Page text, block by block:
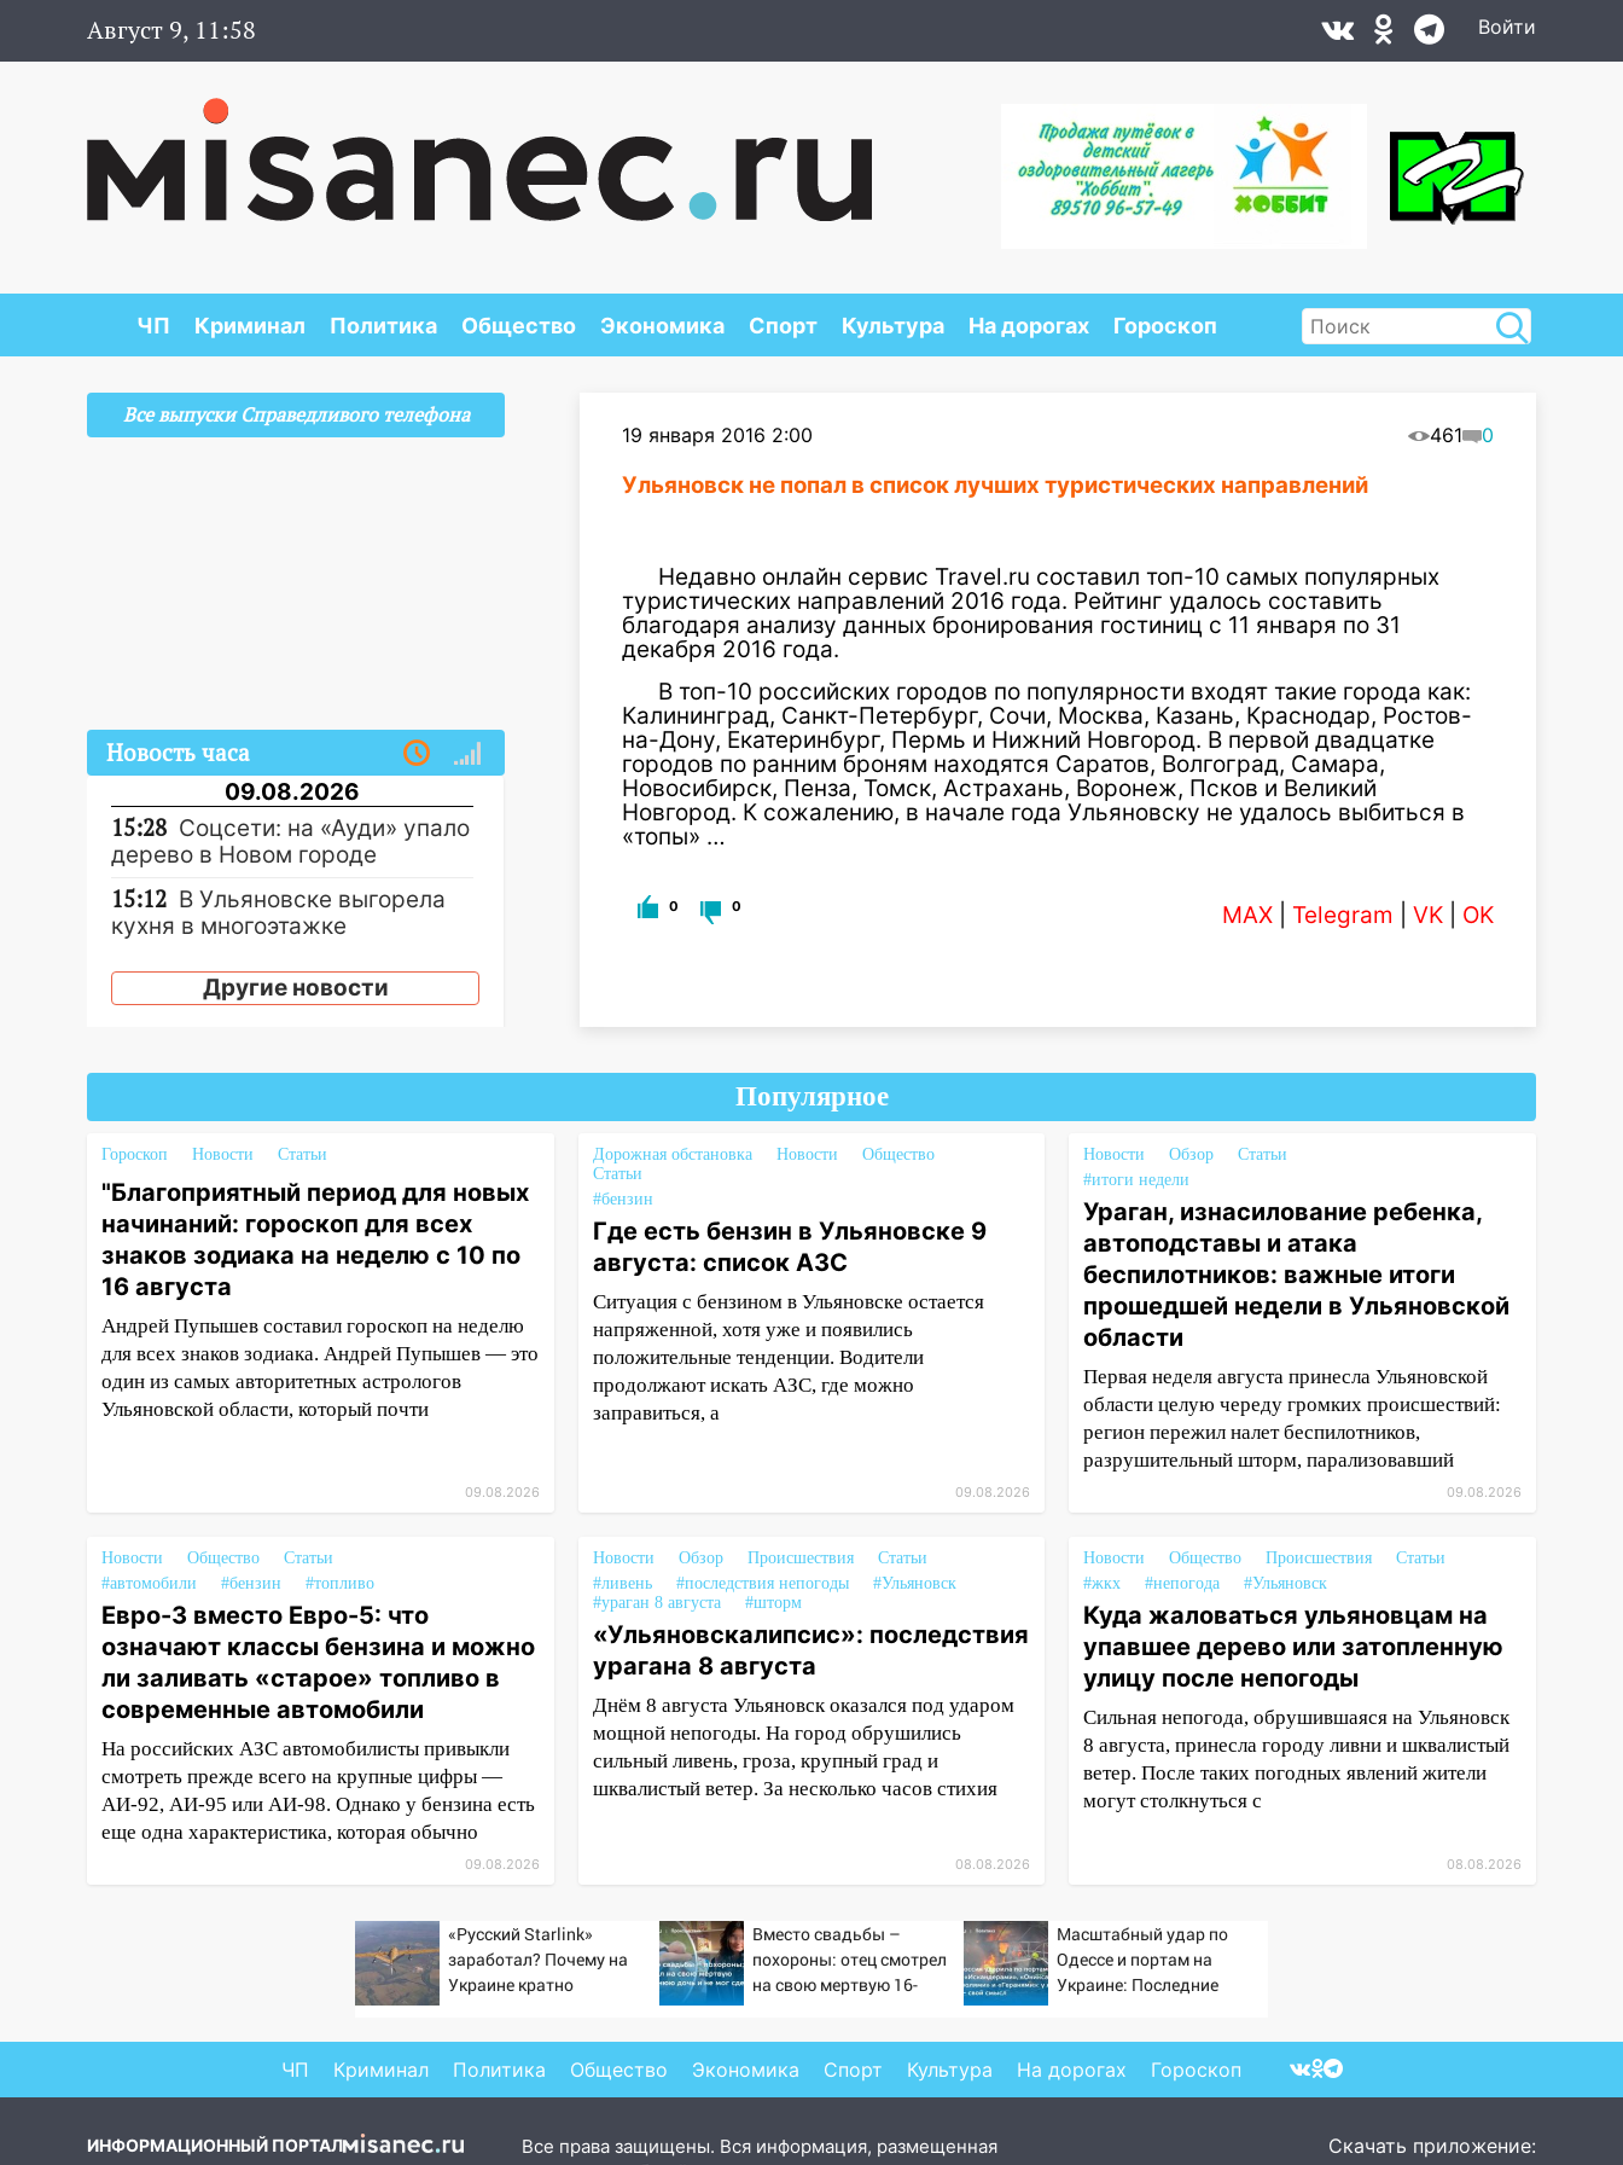
Август 9, 11:58 Войти
ЧП Криминал Политика Общество Экономика Спорт Культура На дорогах Гороскоп
19 января 2016 2:00 461 0
Ульяновск не попал в список лучших туристических направлений
Недавно онлайн сервис Travel.ru составил топ-10 самых популярных
туристических направлений 2016 года. Рейтинг удалось составить
благодаря анализу данных бронирования гостиниц с 11 января по 31
декабря 2016 года.
В топ-10 российских городов по популярности входят такие города как:
Калининград, Санкт-Петербург, Сочи, Москва, Казань, Краснодар, Ростов-
на-Дону, Екатеринбург, Пермь и Нижний Новгород. В первой двадцатке
городов по ранним броням находятся Саратов, Волгоград, Самара,
Новосибирск, Пенза, Томск, Астрахань, Воронеж, Псков и Великий
Новгород. К сожалению, в начале года Ульяновску не удалось выбиться в
«топы» …
0 0 MAX Telegram VK OK
Все выпуски Справедливого телефона
Новость часа
09.08.2026
15:28 Соцсети: на «Ауди» упало
дерево в Новом городе
15:12 В Ульяновске выгорела
кухня в многоэтажке
14:18 Гинеколог рассказала о
том, с какими сложностями
13:02 Соцсети: на улице Розы
автомобиль
13:00
«Благоприятный период
для новых начинаний: гороскоп
для всех знаков зодиака на
неделю с 10 по 16 августа
13:00 На проспекте Тюленева в
Ульяновске образовалось
«море»
12:57 В Ульяновской области
ожидается крупный град
11:55
Соцсети: светофор упал
на машину во время сильного
ливня в Ульяновске
11:00 В Ульяновской области
люди в СНТ сидят без света
10:13 Прокуратура подвела
итоги недели в Ульяновской
области
09:18 Из-за ливня
заблокировано движение
Ураган, изнасилование
ребенка, автоподставы и атака
беспилотников: важные итоги
В Ульяновске
восстановили трамвайную и
инфраструктуру после шторма.
Другие новости
Популярное
Гороскоп Новости Статьи
"Благоприятный период для новых
начинаний: гороскоп для всех
знаков зодиака на неделю с 10 по
16 августа
Андрей Пупышев составил гороскоп на неделю
для всех знаков зодиака. Андрей Пупышев — это
один из самых авторитетных астрологов
Ульяновской области, который почти
09.08.2026
Дорожная обстановка Новости
Общество
Статьи
#бензин
Где есть бензин в Ульяновске 9
августа: список АЗС
Ситуация с бензином в Ульяновске остается
напряженной, хотя уже и появились
положительные тенденции. Водители
продолжают искать АЗС, где можно
заправиться, а
09.08.2026
Новости Обзор
Статьи
#итоги недели
Ураган, изнасилование ребенка,
автоподставы и атака
беспилотников: важные итоги
прошедшей недели в Ульяновской
области
Первая неделя августа принесла Ульяновской
области целую череду громких происшествий:
регион пережил налет беспилотников,
разрушительный шторм, парализовавший
09.08.2026
Новости Общество
Статьи
#автомобили
#бензин #топливо
Евро-3 вместо Евро-5: что
означают классы бензина и можно
ли заливать «старое» топливо в
современные автомобили
На российских АЗС автомобилисты привыкли
смотреть прежде всего на крупные цифры —
АИ-92, АИ-95 или АИ-98. Однако у бензина есть
еще одна характеристика, которая обычно
09.08.2026
Новости Обзор Происшествия
Статьи
#ливень
#последствия непогоды
#Ульяновск
#ураган 8 августа
#шторм
«Ульяновскалипсис»: последствия
урагана 8 августа
Днём 8 августа Ульяновск оказался под ударом
мощной непогоды. На город обрушились
сильный ливень, гроза, крупный град и
шквалистый ветер. За несколько часов стихия
08.08.2026
Новости Общество Происшествия
Статьи
#жкх
#непогода #Ульяновск
Куда жаловаться ульяновцам на
упавшее дерево или затопленную
улицу после непогоды
Сильная непогода, обрушившаяся на Ульяновск
8 августа, принесла городу ливни и шквалистый
ветер. После таких погодных явлений жители
могут столкнуться с
08.08.2026
«Русский Starlink»
заработал? Почему на
Украине кратно
ВСУ
Вместо свадьбы –
похороны: отец смотрел
на свою мертвую 16-
Масштабный удар по
Одессе и портам на
Украине: Последние
2026 года
ЧП Криминал Политика Общество Экономика Спорт Культура На дорогах Гороскоп
ИНФОРМАЦИОННЫЙ ПОРТАЛ
Все права защищены. Вся информация, размещенная
Скачать приложение: